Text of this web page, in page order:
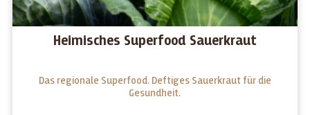
Heimisches Superfood Sauerkraut
Das regionale Superfood. Deftiges Sauerkraut für die
Gesundheit.